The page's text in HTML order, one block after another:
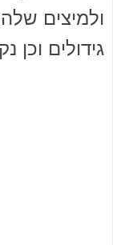
ולמיצים
גידולים וכן